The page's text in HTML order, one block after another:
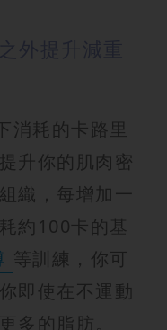
消耗的卡路里
升你的肌肉密
織，每增加一
約100卡的基
等訓練，你可
即使在不運動
多的脂肪。